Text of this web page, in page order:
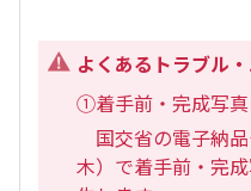
よくあるトラブル
①着手前・完成写真
国交省の電子納
木）で着手前・完